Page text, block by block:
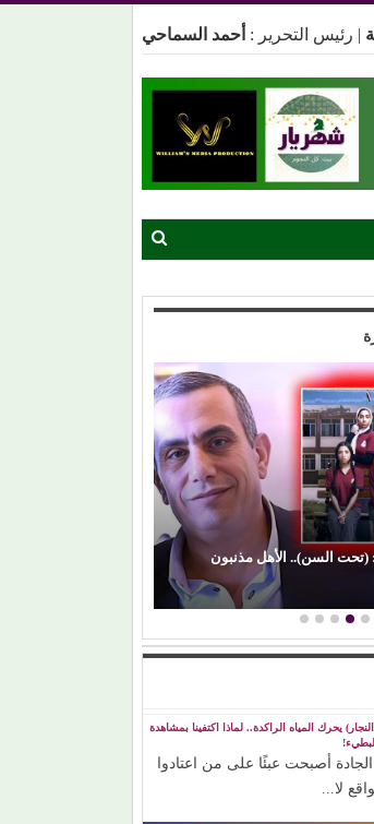
| رئيس التحرير : أحمد السماحي
عندما تتحول الريشة إلى سلاح
يحرك المياه الراكدة.. لماذا اكتفينا بمشاهدة
الجادة أصبحت عبئًا على من اعتادوا
لا...